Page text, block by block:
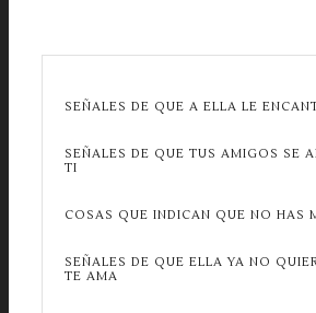
SEÑALES DE QUE A ELLA LE
SEÑALES DE QUE TUS AMIGOS SE
TI
COSAS QUE INDICAN QUE NO HAS
SEÑALES DE QUE ELLA YA NO
TE AMA